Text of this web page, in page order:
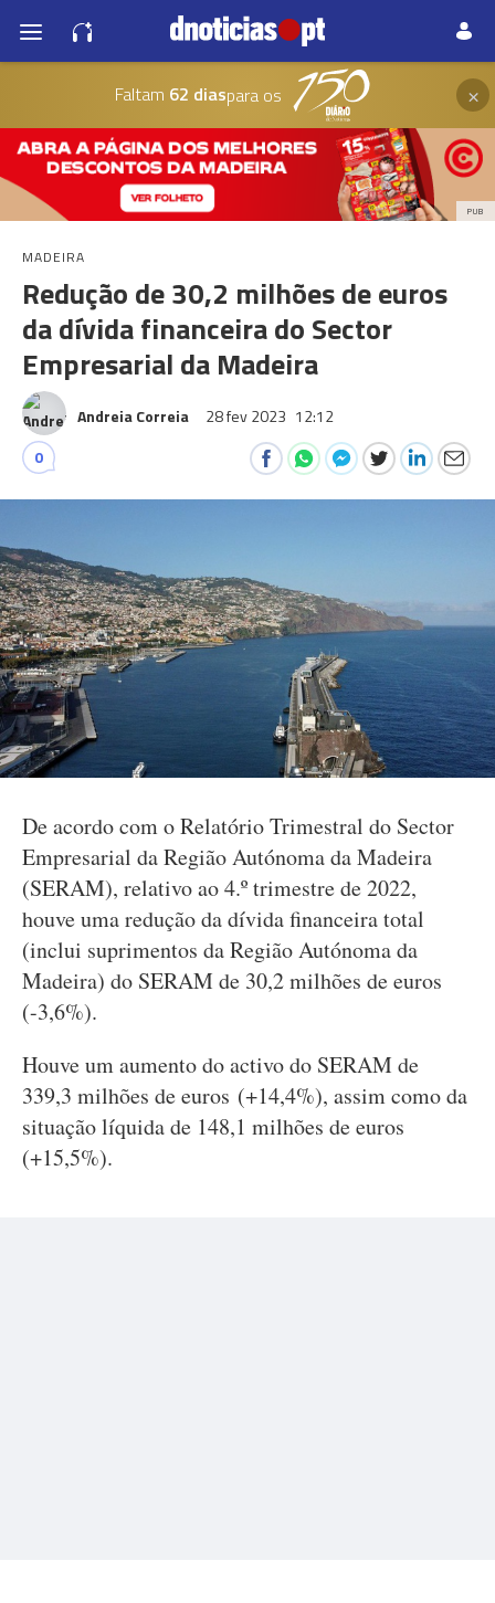
Faltam 62 diaspara os ×
PUB
MADEIRA
Redução de 30,2 milhões de euros
da dívida financeira do Sector
Empresarial da Madeira
Andreia Correia 28 fev 2023 12:12
0
De acordo com o Relatório Trimestral do Sector
Empresarial da Região Autónoma da Madeira
(SERAM), relativo ao 4.º trimestre de 2022,
houve uma redução da dívida financeira total
(inclui suprimentos da Região Autónoma da
Madeira) do SERAM de 30,2 milhões de euros
(-3,6%).
Houve um aumento do activo do SERAM de
339,3 milhões de euros (+14,4%), assim como da
situação líquida de 148,1 milhões de euros
(+15,5%).